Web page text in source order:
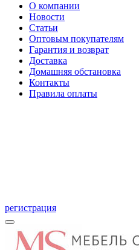
О компании
Новости
Статьи
Оптовым покупателям
Гарантия и возврат
Доставка
Домашняя обстановка
Контакты
Правила оплаты
регистрация